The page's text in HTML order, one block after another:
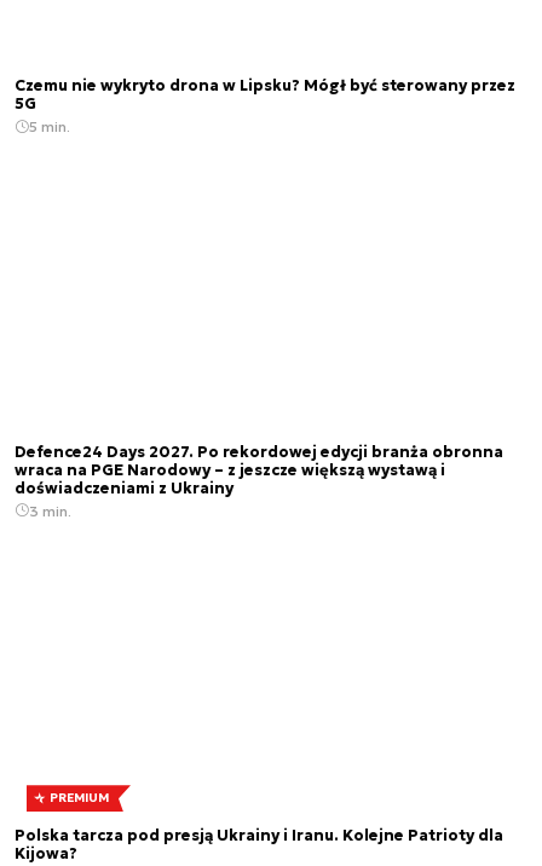
Czemu nie wykryto drona w Lipsku? Mógł być sterowany przez
5G
5 min.
Defence24 Days 2027. Po rekordowej edycji branża obronna
wraca na PGE Narodowy – z jeszcze większą wystawą i
doświadczeniami z Ukrainy
3 min.
PREMIUM
Polska tarcza pod presją Ukrainy i Iranu. Kolejne Patrioty dla
Kijowa?